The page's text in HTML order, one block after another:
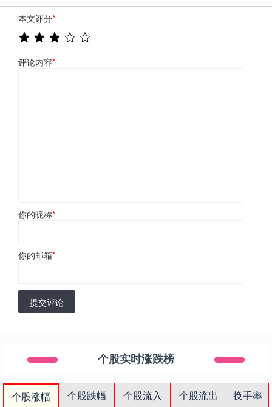
本文评分*
评论内容*
你的昵称*
你的邮箱*
提交评论
个股实时涨跌榜
个股涨幅 个股跌幅 个股流入 个股流出
换手率